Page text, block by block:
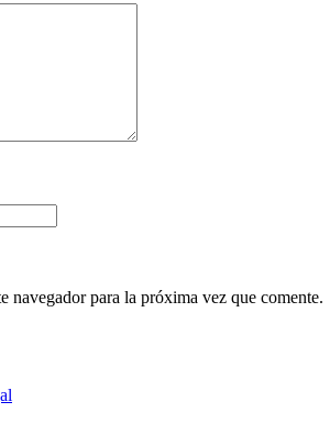
navegador para la próxima vez que comente.